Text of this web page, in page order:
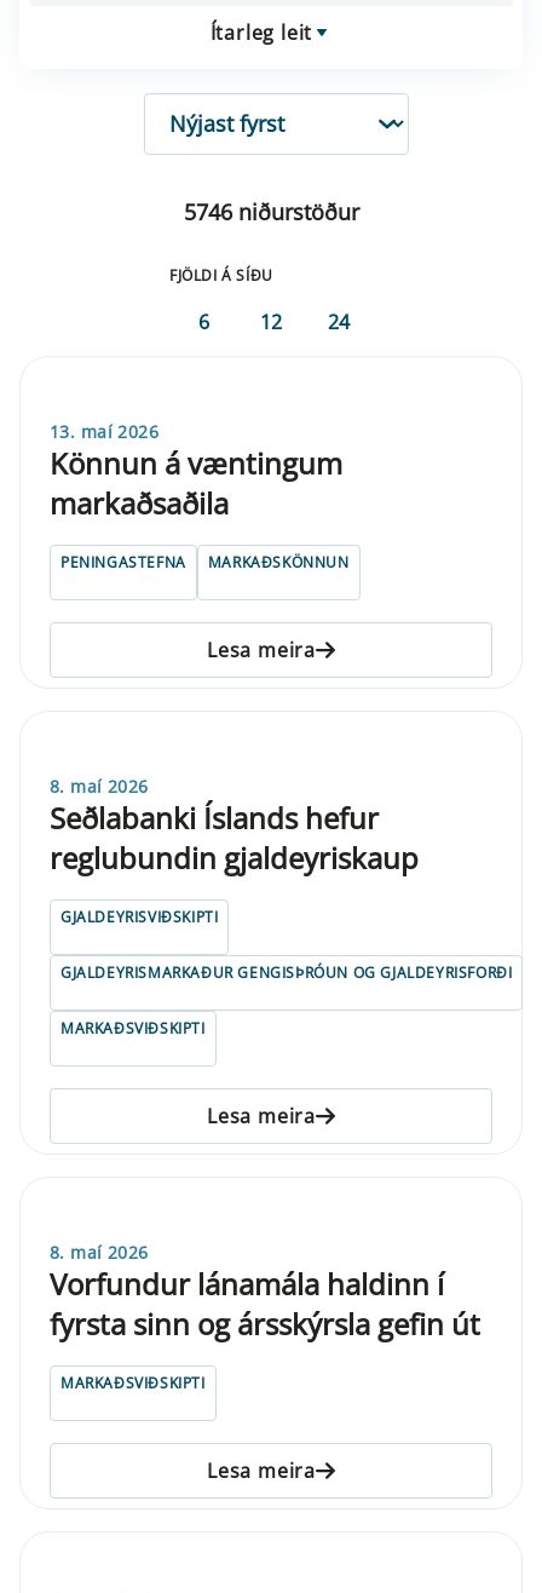
Ítarleg leit
RÖÐUN
5746 niðurstöður
FJÖLDI Á SÍÐU
6 12 24
13. maí 2026
Könnun á væntingum
markaðsaðila
PENINGASTEFNA MARKAÐSKÖNNUN
Lesa meira
8. maí 2026
Seðlabanki Íslands hefur
reglubundin gjaldeyriskaup
GJALDEYRISVIÐSKIPTI
GJALDEYRISMARKAÐUR GENGISÞRÓUN OG GJALDEYRISFORÐI
MARKAÐSVIÐSKIPTI
Lesa meira
8. maí 2026
Vorfundur lánamála haldinn í
fyrsta sinn og ársskýrsla gefin út
MARKAÐSVIÐSKIPTI
Lesa meira